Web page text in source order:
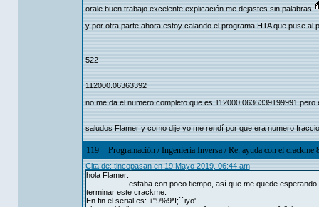
orale buen trabajo excelente explicación me dejastes sin palabras
y por otra parte ahora estoy calando el programa HTA que puse
522
112000.06363392
no me da el numero completo que es 112000.0636339199991
saludos Flamer y como dije yo me rendí por que era numero
119 Programación/Ingeniería Inversa/Re: ayuda con el crackme
Cita de: tincopasan en 19 Mayo 2019, 06:44 am
hola Flamer:
estaba con poco tiempo, así que me quede esperando que
terminar este crackme.
En fin el serial es: +"9%9*I;``iyo'